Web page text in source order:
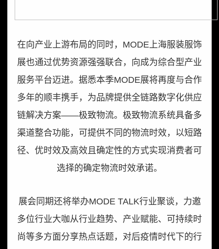
在向产业上游布局的同时， MODE上海服装服饰
展也通过优势资源强强联合，向成为综合型产业
服务平台迈进。据悉本季MODE展将再度与合作
多年的顺丰携手，为品牌提供全链路数字化供应
链解决方案——极致物流。极致物流系统具备多
渠道整合功能，可提供不同的物流时效，以短路
径、优时效及高效且确定性的方式实现消费者可
选择的确定物流时效承诺。
展会同期还将举办MODE TALK行业聚谈，力邀
多位行业大咖从行业趋势、产业赋能、可持续时
尚等多方面分享热点话题，对后疫情时代下的行